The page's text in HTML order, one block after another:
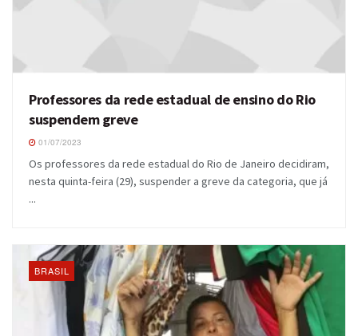
Professores da rede estadual de ensino do Rio
suspendem greve
01/07/2023
Os professores da rede estadual do Rio de Janeiro decidiram,
nesta quinta-feira (29), suspender a greve da categoria, que já
...
BRASIL